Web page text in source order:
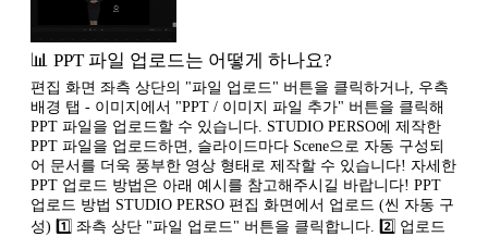
📊 PPT 파일 업로드는 어떻게 하나요?
편집 화면 좌측 상단의 "파일 업로드" 버튼을 클릭하거나, 우측
배경 탭 - 이미지에서 "PPT / 이미지 파일 추가" 버튼을 클릭해
PPT 파일을 업로드할 수 있습니다. STUDIO PERSO에 제작한
PPT 파일을 업로드하면, 슬라이드마다 Scene으로 자동 구성되
어 문서를 더욱 풍부한 영상 형태로 제작할 수 있습니다! 자세한
PPT 업로드 방법은 아래 예시를 참고해주시길 바랍니다! PPT
업로드 방법 STUDIO PERSO 편집 화면에서 업로드 (씬 자동 구
성) 1️⃣ 좌측 상단 "파일 업로드" 버튼을 클릭합니다. 2️⃣ 업로드